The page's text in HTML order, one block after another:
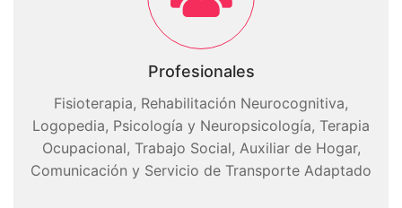
Profesionales
Fisioterapia, Rehabilitación Neurocognitiva,
Logopedia, Psicología y Neuropsicología, Terapia
Ocupacional, Trabajo Social, Auxiliar de Hogar,
Comunicación y Servicio de Transporte Adaptado